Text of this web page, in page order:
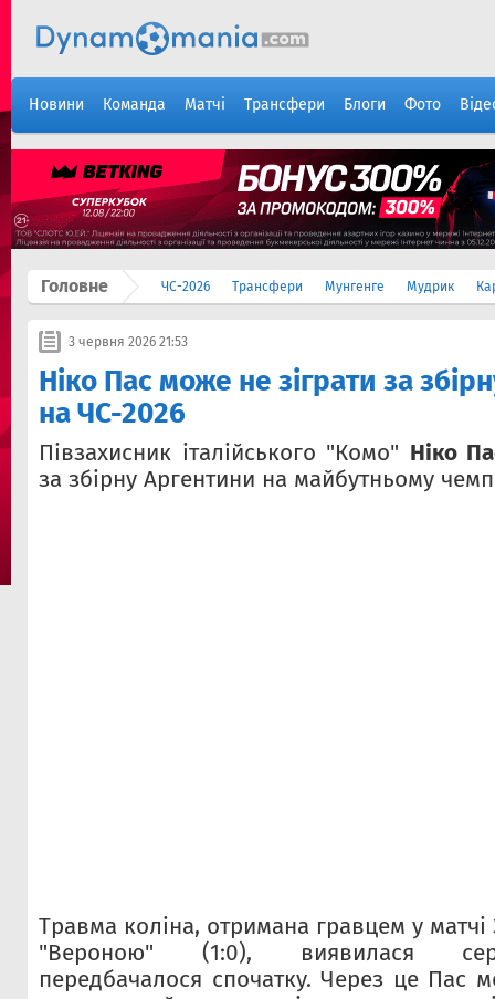
Новини Команда Матчі Трансфери Блоги Фото
Головне ЧС-2026 Трансфери Мунгенге Мудрик
3 червня 2026 21:53
Ніко Пас може не зіграти за
на ЧС-2026
Півзахисник італійського "Комо" Ніко
за збірну Аргентини на майбутньому
Травма коліна, отримана гравцем у матчі
"Вероною" (1:0), виявилася
передбачалося спочатку. Через це Пас